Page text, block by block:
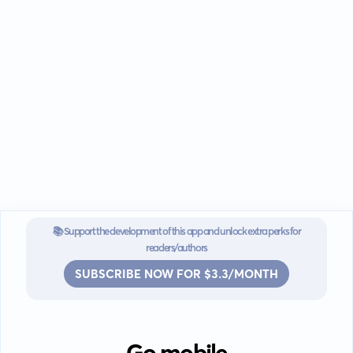
📚 Support the development of this app and unlock extra perks for
readers/authors
SUBSCRIBE NOW FOR $3.3/MONTH